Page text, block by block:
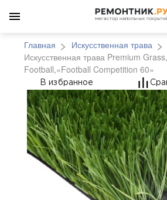
Главная
Искусственная трава
Искусственная трава Premium
Football,«Football Competition 60»
В избранное